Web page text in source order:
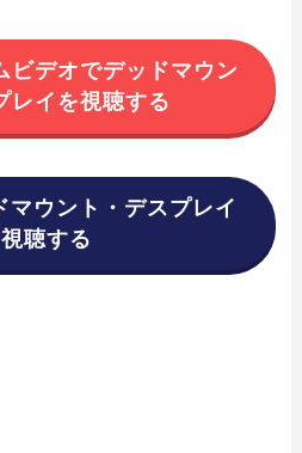
デオでデッドマウン
レイを視聴する
マウント・デスプレイ
聴する